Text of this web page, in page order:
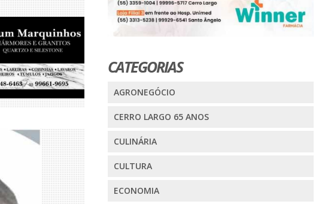
CATEGORIAS
AGRONEGÓCIO
CERRO LARGO 65 ANOS
CULINÁRIA
CULTURA
ECONOMIA